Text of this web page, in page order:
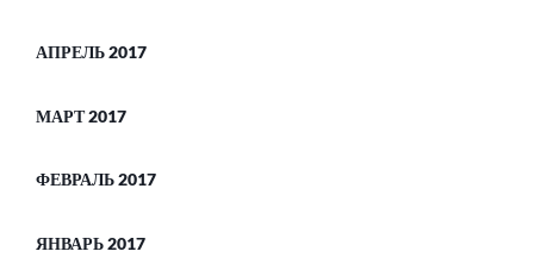
АПРЕЛЬ 2017
МАРТ 2017
ФЕВРАЛЬ 2017
ЯНВАРЬ 2017